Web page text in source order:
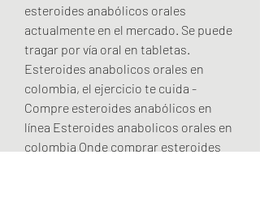
esteroides anabólicos orales
actualmente en el mercado. Se puede
tragar por vía oral en tabletas.
Esteroides anabolicos orales en
colombia, el ejercicio te cuida -
Compre esteroides anabólicos en
línea Esteroides anabolicos orales en
colombia Onde comprar esteroides